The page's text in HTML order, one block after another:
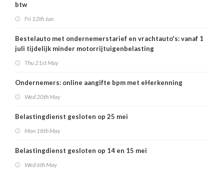
btw
Fri 12th Jun
Bestelauto met ondernemerstarief en vrachtauto's: vanaf 1
juli tijdelijk minder motorrijtuigenbelasting
Thu 21st May
Ondernemers: online aangifte bpm met eHerkenning
Wed 20th May
Belastingdienst gesloten op 25 mei
Mon 18th May
Belastingdienst gesloten op 14 en 15 mei
Wed 6th May